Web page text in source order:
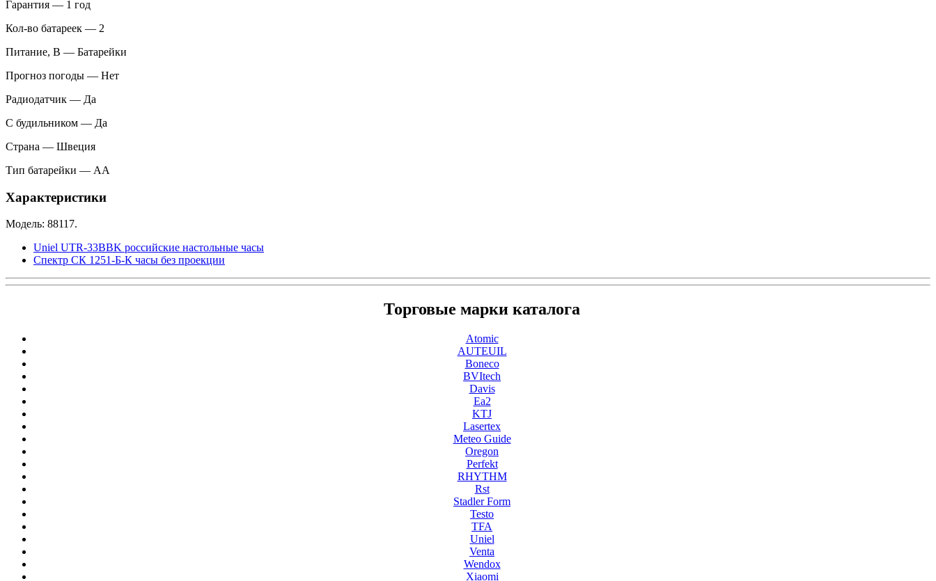
Гарантия — 1 год
Кол-во батареек — 2
Питание, В — Батарейки
Прогноз погоды — Нет
Радиодатчик — Да
С будильником — Да
Страна — Швеция
Тип батарейки — AA
Характеристики
Модель: 88117.
Uniel UTR-33BBK российские настольные часы
Спектр СК 1251-Б-К часы без проекции
Торговые марки каталога
Atomic
AUTEUIL
Boneco
BVItech
Davis
Ea2
KTJ
Lasertex
Meteo Guide
Oregon
Perfekt
RHYTHM
Rst
Stadler Form
Testo
TFA
Uniel
Venta
Wendox
Xiaomi